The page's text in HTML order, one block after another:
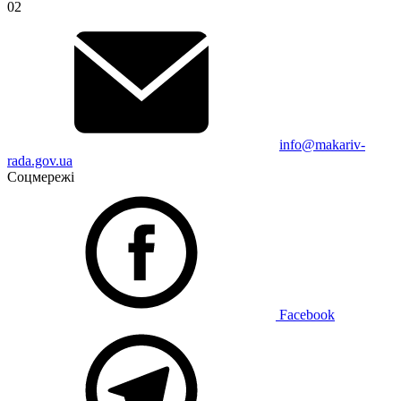
02
info@makariv-
rada.gov.ua
Соцмережі
Facebook